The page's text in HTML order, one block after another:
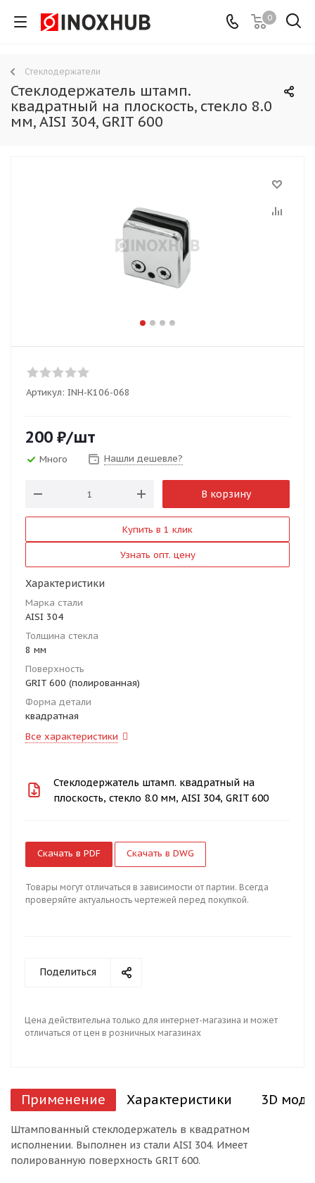
0
Стеклодержатели
Стеклодержатель штамп.
квадратный на плоскость, стекло 8.0
мм, AISI 304, GRIT 600
Артикул: INH-K106-068
200 ₽/шт
Много Нашли дешевле?
В корзину
Купить в 1 клик
Узнать опт. цену
Характеристики
Марка стали
AISI 304
Толщина стекла
8 мм
Поверхность
GRIT 600 (полированная)
Форма детали
квадратная
Все характеристики
Стеклодержатель штамп. квадратный на
плоскость, стекло 8.0 мм, AISI 304, GRIT 600
Скачать в PDF Скачать в DWG
Товары могут отличаться в зависимости от партии. Всегда
проверяйте актуальность чертежей перед покупкой.
Поделиться
Цена действительна только для интернет-магазина и может
отличаться от цен в розничных магазинах
Применение Характеристики 3D
Штампованный стеклодержатель в квадратном
исполнении. Выполнен из стали AISI 304. Имеет
полированную поверхность GRIT 600.